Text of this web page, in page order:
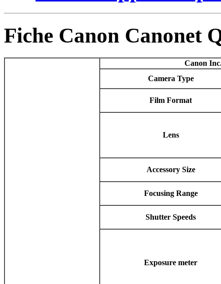
Fiche Canon Canonet
Canon
Camera Type
Film Format
Lens
Accessory Size
Focusing Range
Shutter Speeds
Exposure meter